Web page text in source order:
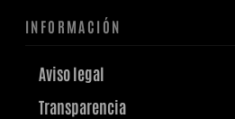
INFORMACIÓN
Aviso legal
Transparencia